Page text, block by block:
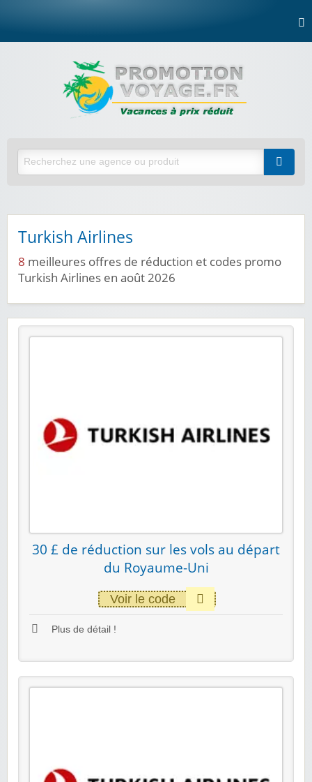
Turkish Airlines
8 meilleures offres de réduction et codes promo
Turkish Airlines en août 2026
30 £ de réduction sur les vols au départ
du Royaume-Uni
Voir le code
Plus de détail !